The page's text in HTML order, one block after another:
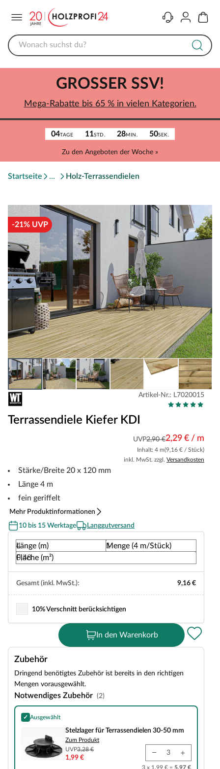
KontaktKonto
04TAGE 11STD. 28MIN. 50SEK.
Zu den Angeboten der Woche »
GROSSER SSV!
Mega-Rabatte bis 65 % in vielen Kategorien.
Startseite Holz-Terrassendielen
-21% UVP
Artikel-Nr.: L7020015
Terrassendiele Kiefer KDI
UVP2,90 €2,29 € / m
Inhalt: 4 m(9,16 € / Stück)
inkl. MwSt. zzgl. Versandkosten
Stärke/Breite 20 x 120 mm
Länge 4 m
fein geriffelt
Mehr Produktinformationen
10 bis 15 Werktage
Langgutversand
Länge (m)
Menge (4 m/Stück)
Fläche (m²)
Gesamt (inkl. MwSt.): 9,16 €
10% Verschnitt berücksichtigen
In den Warenkorb
Zubehör
Dringend benötigtes Zubehör ist bereits in den richtigen
Mengen vorausgewählt.
Notwendiges Zubehör (2)
✓ Ausgewählt
Stelzlager für Terrassendielen 30-50 mm
Stelzlager für Terrassendielen 30-50 mm
Zum Produkt
UVP3,28 €
1,99 €
3 x 1,99 € = 5,97 €